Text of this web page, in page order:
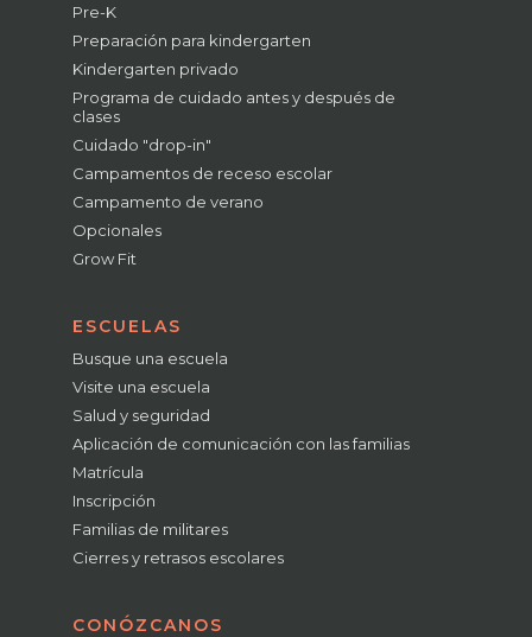
Pre-K
Preparación para kindergarten
Kindergarten privado
Programa de cuidado antes y después de
clases
Cuidado "drop-in"
Campamentos de receso escolar
Campamento de verano
Opcionales
Grow Fit
ESCUELAS
Busque una escuela
Visite una escuela
Salud y seguridad
Aplicación de comunicación con las familias
Matrícula
Inscripción
Familias de militares
Cierres y retrasos escolares
CONÓZCANOS